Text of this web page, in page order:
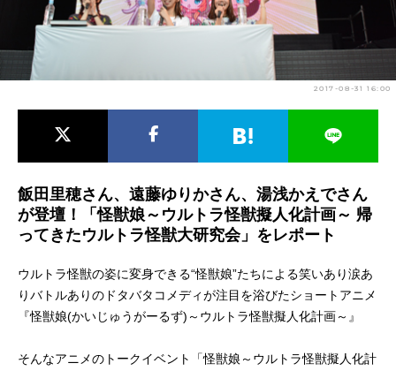
今期アニメ曜日別一覧
春アニメ 夏アニメ
男性声優/女性声優一覧
2017-08-31 16:00
飯田里穂さん、遠藤ゆりかさん、湯浅かえでさん
が登壇！「怪獣娘～ウルトラ怪獣擬人化計画～ 帰
ってきたウルトラ怪獣大研究会」をレポート
ウルトラ怪獣の姿に変身できる“怪獣娘”たちによる笑いあり涙あ
りバトルありのドタバタコメディが注目を浴びたショートアニメ
『怪獣娘(かいじゅうがーるず)～ウルトラ怪獣擬人化計画～』
そんなアニメのトークイベント「怪獣娘～ウルトラ怪獣擬人化計